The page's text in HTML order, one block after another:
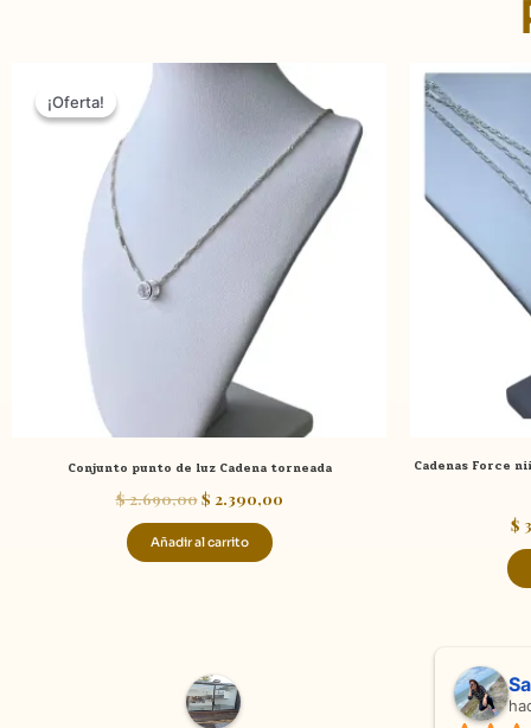
¡Oferta!
¡Oferta!
Conjunto punto de luz Cadena torneada
$2.690,00
El
$ 2.690,00.
$ 2.390,00
El
precio
actual
es:
$ 2.390,00.
Añadir al carrito
Cadenas Force
$
Adriana Ghisoli
hace 3 meses